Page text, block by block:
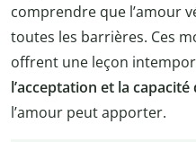
comprendre que l’amour
toutes les barrières. Ces
offrent une leçon
l’acceptation et la
l’amour peut apporter.